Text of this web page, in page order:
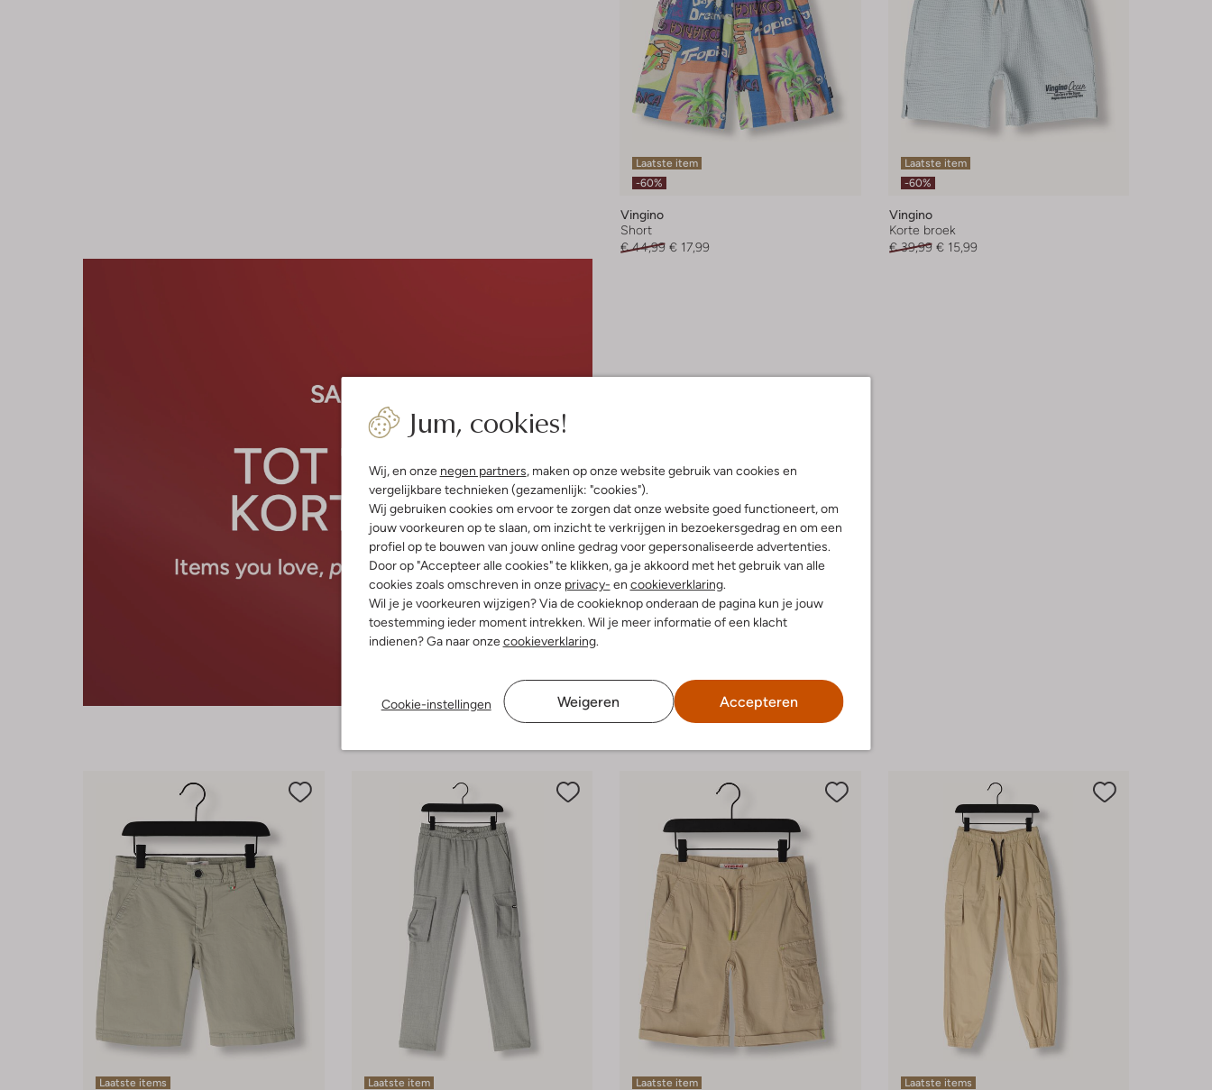
Jum, cookies!
Wij, en onze negen partners, maken op onze website gebruik van cookies en
vergelijkbare technieken (gezamenlijk: "cookies").
Wij gebruiken cookies om ervoor te zorgen dat onze website goed functioneert, om
jouw voorkeuren op te slaan, om inzicht te verkrijgen in bezoekersgedrag en om een
profiel op te bouwen van jouw online gedrag voor gepersonaliseerde advertenties.
Door op "Accepteer alle cookies" te klikken, ga je akkoord met het gebruik van alle
cookies zoals omschreven in onze privacy- en cookieverklaring.
Wil je je voorkeuren wijzigen? Via de cookieknop onderaan de pagina kun je jouw
toestemming ieder moment intrekken. Wil je meer informatie of een klacht
indienen? Ga naar onzecookieverklaring.
Cookie-instellingen Weigeren Accepteren
Laatste item
-60%
Vingino
Short
€ 44,99 € 17,99
Laatste item
-60%
Vingino
Korte broek
€ 39,99 € 15,99
Laatste items
Laatste item
Laatste item
Laatste items